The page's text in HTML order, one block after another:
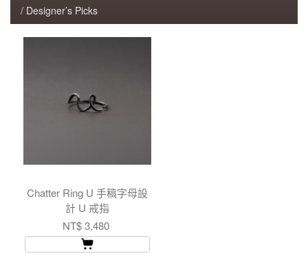
/ Designer’s Picks
Chatter Ring U 手稿字母設
計 U 戒指
NT$ 3,480